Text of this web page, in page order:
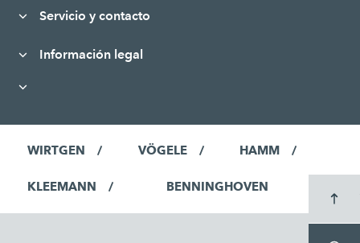
Servicio y contacto
Información legal
WIRTGEN VÖGELE HAMM
KLEEMANN BENNINGHOVEN